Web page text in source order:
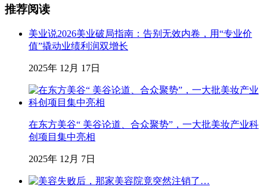
推荐阅读
美业说2026美业破局指南：告别无效内卷，用“专业价
值”撬动业绩利润双增长
2025年 12月 17日
在东方美谷“ 美谷论道、合众聚势”，一大批美妆产业科
创项目集中亮相
2025年 12月 7日